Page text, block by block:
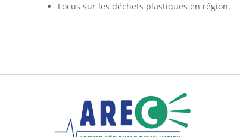
Focus sur les déchets plastiques en région.